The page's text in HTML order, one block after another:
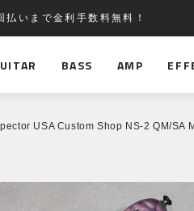
いまで金利手数料無料！
BASS AMP
USA Custom Shop NS-2 QM/SA